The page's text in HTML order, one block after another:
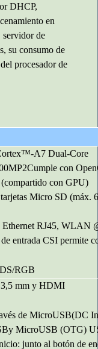
DHCP,
en
servidor de
su consumo de
procesador de
A7 Dual-Core
con
con GPU)
tarjetas Micro SD
Ethernet RJ45, WLAN
entrada CSI permite
RGB
3,5 mm y HDMI
de MicroUSB(DC
y MicroUSB (OTG)
junto al botón de